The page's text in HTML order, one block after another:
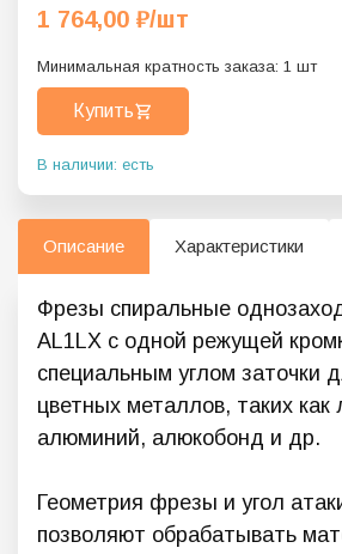
1 764,00 ₽/шт
Минимальная кратность заказа: 1 шт
Купить
В наличии: есть
Описание Характеристики
Фрезы спиральные
AL1LX с одной режущей
специальным углом заточки
цветных металлов, таких как
алюминий, алюкобонд и др.
Геометрия фрезы и угол
позволяют обрабатывать